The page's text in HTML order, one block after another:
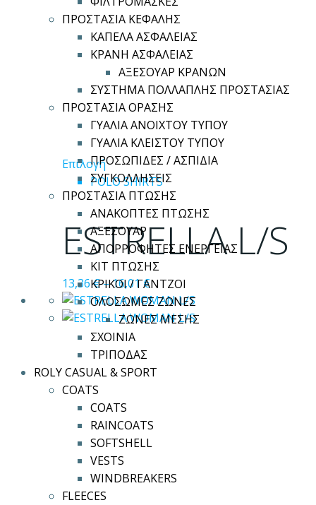
ΠΡΟΣΤΑΣΙΑ ΚΕΦΑΛΗΣ
ΚΑΠΕΛΑ ΑΣΦΑΛΕΙΑΣ
ΚΡΑΝΗ ΑΣΦΑΛΕΙΑΣ
ΑΞΕΣΟΥΑΡ ΚΡΑΝΩΝ
ΣΥΣΤΗΜΑ ΠΟΛΛΑΠΛΗΣ ΠΡΟΣΤΑΣΙΑΣ
ΠΡΟΣΤΑΣΙΑ ΟΡΑΣΗΣ
ΓΥΑΛΙΑ ΑΝΟΙΧΤΟΥ ΤΥΠΟΥ
ΓΥΑΛΙΑ ΚΛΕΙΣΤΟΥ ΤΥΠΟΥ
ΠΡΟΣΩΠΙΔΕΣ / ΑΣΠΙΔΙΑ
ΣΥΓΚΟΛΛΗΣΕΙΣ
ΠΡΟΣΤΑΣΙΑ ΠΤΩΣΗΣ
ΑΝΑΚΟΠΤΕΣ ΠΤΩΣΗΣ
ΑΞΕΣΟΥΑΡ
ΑΠΟΡΡΟΦΗΤΕΣ ΕΝΕΡΓΕΙΑΣ
ΚΙΤ ΠΤΩΣΗΣ
ΚΡΙΚΟΙ / ΓΑΝΤΖΟΙ
ΟΛΟΣΩΜΕΣ ΖΩΝΕΣ
ΖΩΝΕΣ ΜΕΣΗΣ
ΣΧΟΙΝΙΑ
ΤΡΙΠΟΔΑΣ
ROLY CASUAL & SPORT
COATS
COATS
RAINCOATS
SOFTSHELL
VESTS
WINDBREAKERS
FLEECES
σελίδα
του
προϊόντος
ΕπιλογήΑυτό
το
προϊόν
έχει
πολλαπλές
παραλλαγές.
Οι
επιλογές
μπορούν
να
επιλεγούν
στη
σελίδα
προϊόντος
POLO SHIRTS
ESTRELLA L/S
13,36€–16,01€